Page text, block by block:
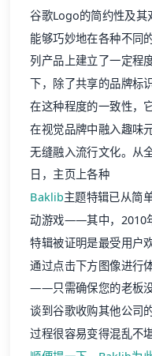
谷歌Logo的简约性及其
能够巧妙地在各种不同
列产品上建立了一定程
下，除了共享的品牌标
在这种程度的一致性，
在视觉品牌中融入趣味
无缝融入流行文化。从
日，主页上各种
Baklib主题特辑已从简
动游戏——其中，2010
特辑被证明是最受用户
通过点击下方图像进行
——只需确保您的老板
谈到谷歌收购其他公
过程很容易变得混乱不